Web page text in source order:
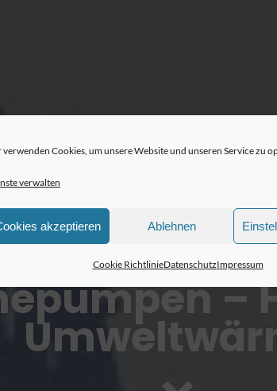
verwenden Cookies, um unsere Website und unseren Service zu
verwalten
akzeptieren Ablehnen
Cookie RichtlinieDatenschutzImpressum
–